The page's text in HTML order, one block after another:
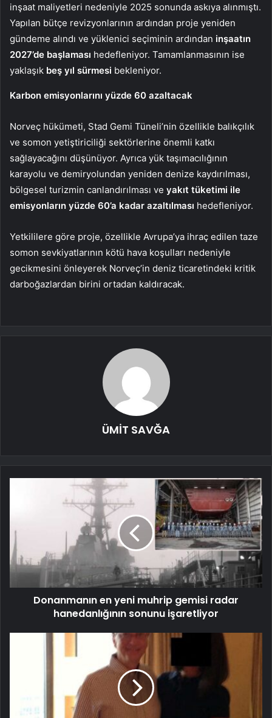
inşaat maliyetleri nedeniyle 2025 sonunda askıya alınmıştı.
Yapılan bütçe revizyonlarının ardından proje yeniden
gündeme alındı ve yüklenici seçiminin ardından inşaatın
2027’de başlaması hedefleniyor. Tamamlanmasının ise
yaklaşık beş yıl sürmesi bekleniyor.
Karbon emisyonlarını yüzde 60 azaltacak
Norveç hükümeti, Stad Gemi Tüneli’nin özellikle balıkçılık
ve somon yetiştiriciliği sektörlerine önemli katkı
sağlayacağını düşünüyor. Ayrıca yük taşımacılığının
karayolu ve demiryolundan yeniden denize kaydırılması,
bölgesel turizmin canlandırılması ve yakıt tüketimi ile
emisyonların yüzde 60’a kadar azaltılması hedefleniyor.
Yetkililere göre proje, özellikle Avrupa’ya ihraç edilen taze
somon sevkiyatlarının kötü hava koşulları nedeniyle
gecikmesini önleyerek Norveç’in deniz ticaretindeki kritik
darboğazlardan birini ortadan kaldıracak.
ÜMİT SAVĞA
Donanmanın en yeni muhrip gemisi radar
hanedanlığının sonunu işaretliyor